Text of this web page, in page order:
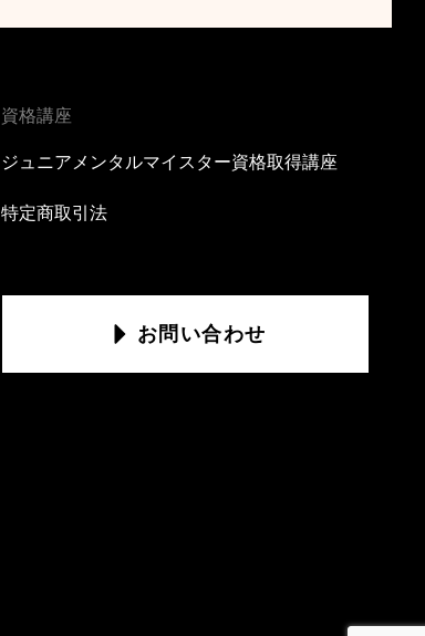
u
資格講座
ジュニアメンタルマイスター資格取得講座
特定商取引法
お問い合わせ